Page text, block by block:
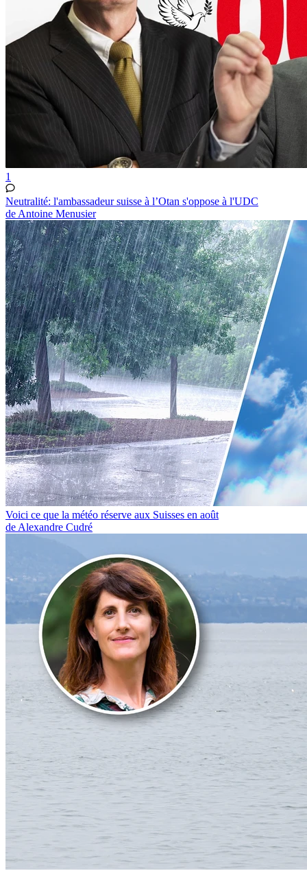
1
Neutralité: l'ambassadeur suisse à l’Otan s'oppose à l'UDC
de Antoine Menusier
Voici ce que la météo réserve aux Suisses en août
de Alexandre Cudré